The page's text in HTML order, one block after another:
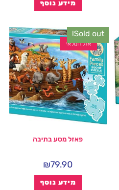
מידע נוסף
Sold out!
אזל המלאי
פאזל מסע בתיבה
₪79.90
מידע נוסף